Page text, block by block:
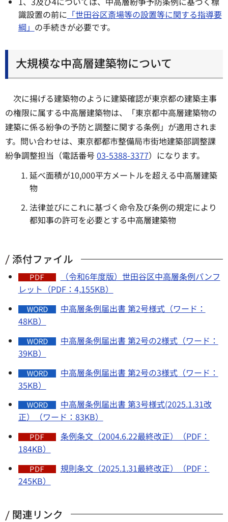
識設置の前に 「世田谷区斎場等の設置等に関する指導要
綱」 の手続きが必要です。
大規模な中高層建築物について
次に揚げる建築物のように建築確認が東京都の建築主事
の権限に属する中高層建築物は、「東京都中高層建築物の
建築に係る紛争の予防と調整に関する条例」が適用されま
す。問い合わせは、東京都都市整備局市街地建築部調整課
紛争調整担当（電話番号03-5388-3377）になります。
延べ面積が10,000平方メートルを超える中高層建築
物
法律並びにこれに基づく命令及び条例の規定により
都知事の許可を必要とする中高層建築物
添付ファイル
（令和6年度版）世田谷区中高層条例パンフ
レット（PDF：4,155KB）
中高層条例届出書 第2号様式（ワード：
48KB）
中高層条例届出書 第2号の2様式（ワード：
39KB）
中高層条例届出書 第2号の3様式（ワード：
35KB）
中高層条例届出書 第3号様式(2025.1.31改
正）（ワード：83KB）
条例条文（2004.6.22最終改正）（PDF：
184KB）
規則条文（2025.1.31最終改正）（PDF：
245KB）
関連リンク